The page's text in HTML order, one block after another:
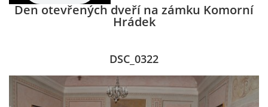
Den otevřených dveří na zámku Komorní
Hrádek
DSC_0322